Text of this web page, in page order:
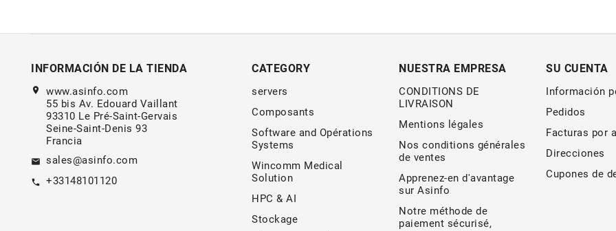
INFORMACIÓN DE LA TIENDA
location_on
www.asinfo.com
55 bis Av. Edouard Vaillant
93310 Le Pré-Saint-Gervais
Seine-Saint-Denis 93
Francia
email sales@asinfo.com
call +33148101120
CATEGORY
servers
Composants
Software and Opérations
Systems
Wincomm Medical
Solution
HPC & AI
Stockage
NUESTRA EMPRESA
CONDITIONS DE
LIVRAISON
Mentions légales
Nos conditions générales
de ventes
Apprenez-en d'avantage
sur Asinfo
Notre méthode de
paiement sécurisé,
SU CUENTA
Información
Pedidos
Facturas por
Direcciones
Cupones de